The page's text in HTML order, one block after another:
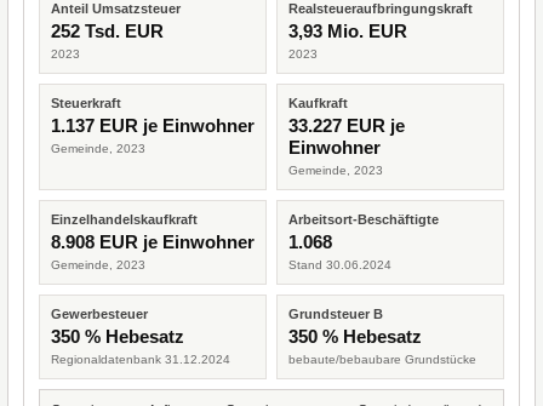
Anteil Umsatzsteuer
252 Tsd. EUR
2023
Realsteueraufbringungskraft
3,93 Mio. EUR
2023
Steuerkraft
1.137 EUR je Einwohner
Gemeinde, 2023
Kaufkraft
33.227 EUR je
Einwohner
Gemeinde, 2023
Einzelhandelskaufkraft
8.908 EUR je Einwohner
Gemeinde, 2023
Arbeitsort-Beschäftigte
1.068
Stand 30.06.2024
Gewerbesteuer
350 % Hebesatz
Regionaldatenbank 31.12.2024
Grundsteuer B
350 % Hebesatz
bebaute/bebaubare Grundstücke